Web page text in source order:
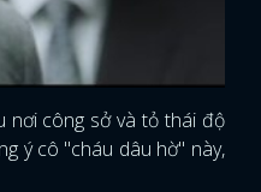
GOOGLE
nơi công sở và tỏ thái độ
ý cô "cháu dâu hờ" này,